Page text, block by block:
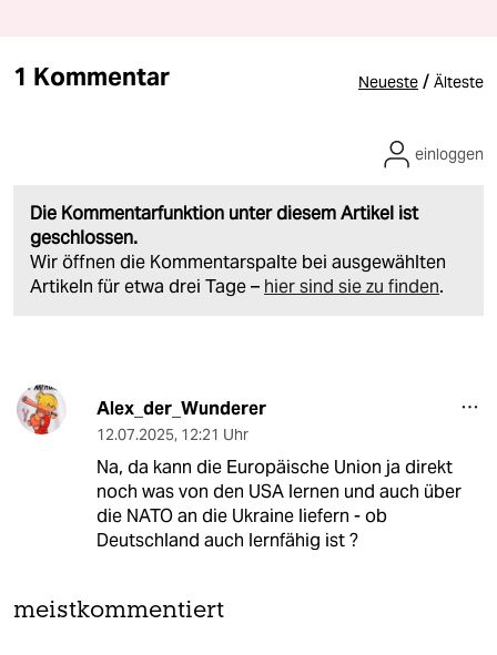
1 Kommentar Neueste / Älteste
Die Kommentarfunktion unter diesem Artikel ist
geschlossen.
Wir öffnen die Kommentarspalte bei ausgewählten
Artikeln für etwa drei Tage – hier sind sie zu finden.
einloggen
Alex_der_Wunderer
12.07.2025, 12:21 Uhr
Na, da kann die Europäische Union ja direkt
noch was von den USA lernen und auch über
die NATO an die Ukraine liefern - ob
Deutschland auch lernfähig ist ?
meistkommentiert